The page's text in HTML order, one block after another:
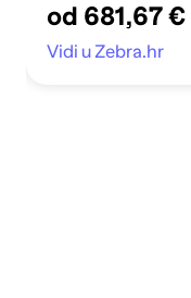
bež
od 681,67 €
Vidi u Zebra.hr